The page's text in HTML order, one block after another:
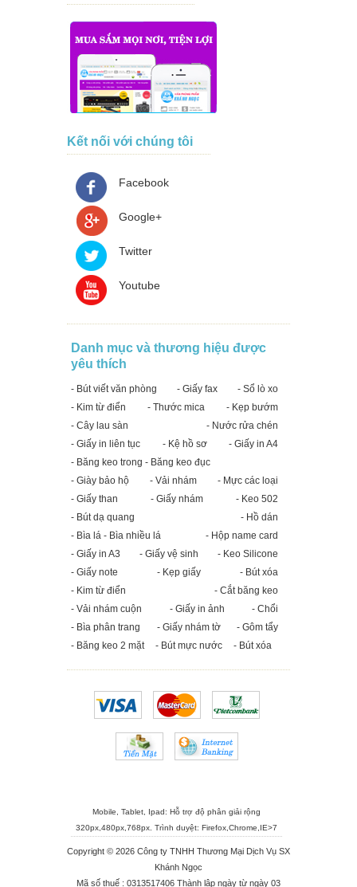
Kết nối với chúng tôi
Facebook
Google+
Twitter
Youtube
Danh mục và thương hiệu được
yêu thích
- Bút viết văn phòng - Giấy fax
- Sổ lò xo
- Kim từ điển
- Thước mica
- Kẹp bướm
- Cây lau sàn
- Nước rửa chén
- Giấy in liên tục
- Kệ hồ sơ
- Giấy in A4
- Băng keo trong - Băng keo đục
- Giày bảo hộ
- Vải nhám
- Mực các loại
- Giấy than
- Giấy nhám
- Keo 502
- Bút dạ quang
- Hồ dán
- Bìa lá - Bìa nhiều lá
- Hộp name card
- Giấy in A3
- Giấy vệ sinh
- Keo Silicone
- Giấy note
- Kẹp giấy
- Bút xóa
- Kim từ điển
- Cắt băng keo
- Vải nhám cuộn
- Giấy in ảnh
- Chổi
- Bìa phân trang
- Giấy nhám tờ
- Gôm tẩy
- Băng keo 2 mặt
- Bút mực nước - Bút xóa
Mobile, Tablet, Ipad: Hỗ trợ độ phân giải rộng
320px,480px,768px. Trình duyệt: Firefox Chrome IE>7
Copyright © 2026 Công ty TNHH Thương Mại Dịch Vụ SX
Khánh Ngọc
Mã số thuế : 0313517406 Thành lập ngày từ ngày 03